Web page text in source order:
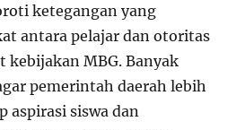
ketegangan yang
antara pelajar dan otoritas
MBG. Banyak
pemerintah daerah lebih
aspirasi siswa dan